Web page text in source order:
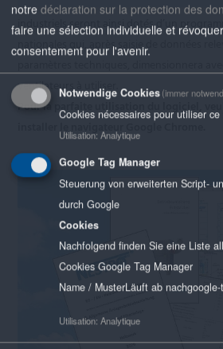
industriels seront ainsi dotés d’un
nationales qui, après saisie de données
ventilateurs à utiliser.
Pour la parfaite utilisation du logiciel,
installer le navigateur Google Chrome.
notre déclaration sur la protection des
faire une sélection individuelle et
consentement pour l'avenir.
Notwendige Cookies(immer
Cookies nécessaires pour utiliser ce
Utilisation: Analytique
Google Tag Manager
Steuerung von erweiterten Script-
durch Google
Cookies
Nachfolgend finden Sie eine Liste
Cookies Google Tag Manager
Name / MusterLäuft ab nach
Utilisation: Analytique